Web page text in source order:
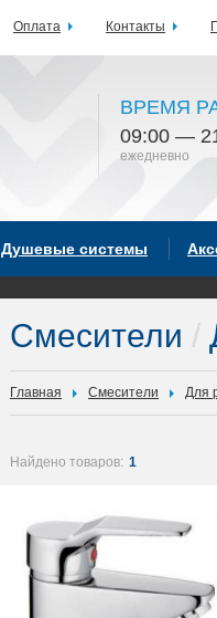
ВРЕМЯ
09:00 —
ежедневно
Душевые системы
Смесители /
Главная Смесители Для
Найдено товаров: 1
Оплата Контакты